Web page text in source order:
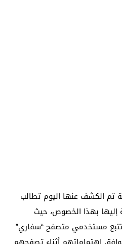
تم الكشف عنها اليوم تطالب
إليها بهذا الخصوص، حيث
مستخدمي متصفح “سفاري”